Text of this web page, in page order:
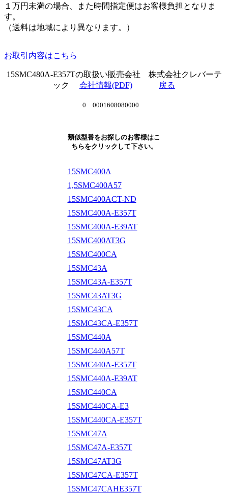
１万円未満の場合、また時間指定便はお客様負担となりま
す。
（送料は地域により異なります。）
お取引内容はこちら
15SMC480A-E357Tの取扱い販売会社 株式会社クレバーテ
ック 会社情報(PDF) 戻る
0 0001608080000
類似型番をお探しのお客様はこ
ちらをクリックして下さい。
15SMC400A
1,5SMC400A57
15SMC400ACT-ND
15SMC400A-E357T
15SMC400A-E39AT
15SMC400AT3G
15SMC400CA
15SMC43A
15SMC43A-E357T
15SMC43AT3G
15SMC43CA
15SMC43CA-E357T
15SMC440A
15SMC440A57T
15SMC440A-E357T
15SMC440A-E39AT
15SMC440CA
15SMC440CA-E3
15SMC440CA-E357T
15SMC47A
15SMC47A-E357T
15SMC47AT3G
15SMC47CA-E357T
15SMC47CAHE357T